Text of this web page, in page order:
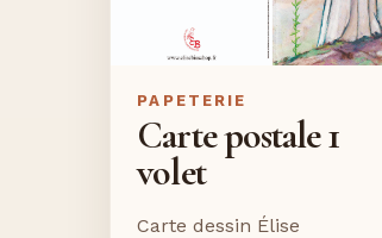
PAPETERIE
Carte postale 1
volet
Carte dessin Élise